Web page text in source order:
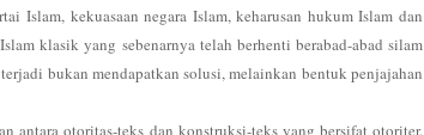
Islam, kekuasaan negara Islam, keharusan hukum Islam dan
klasik yang sebenarnya telah berhenti berabad-abad silam
bukan mendapatkan solusi, melainkan bentuk penjajahan
antara otoritas-teks dan konstruksi-teks yang bersifat otoriter.